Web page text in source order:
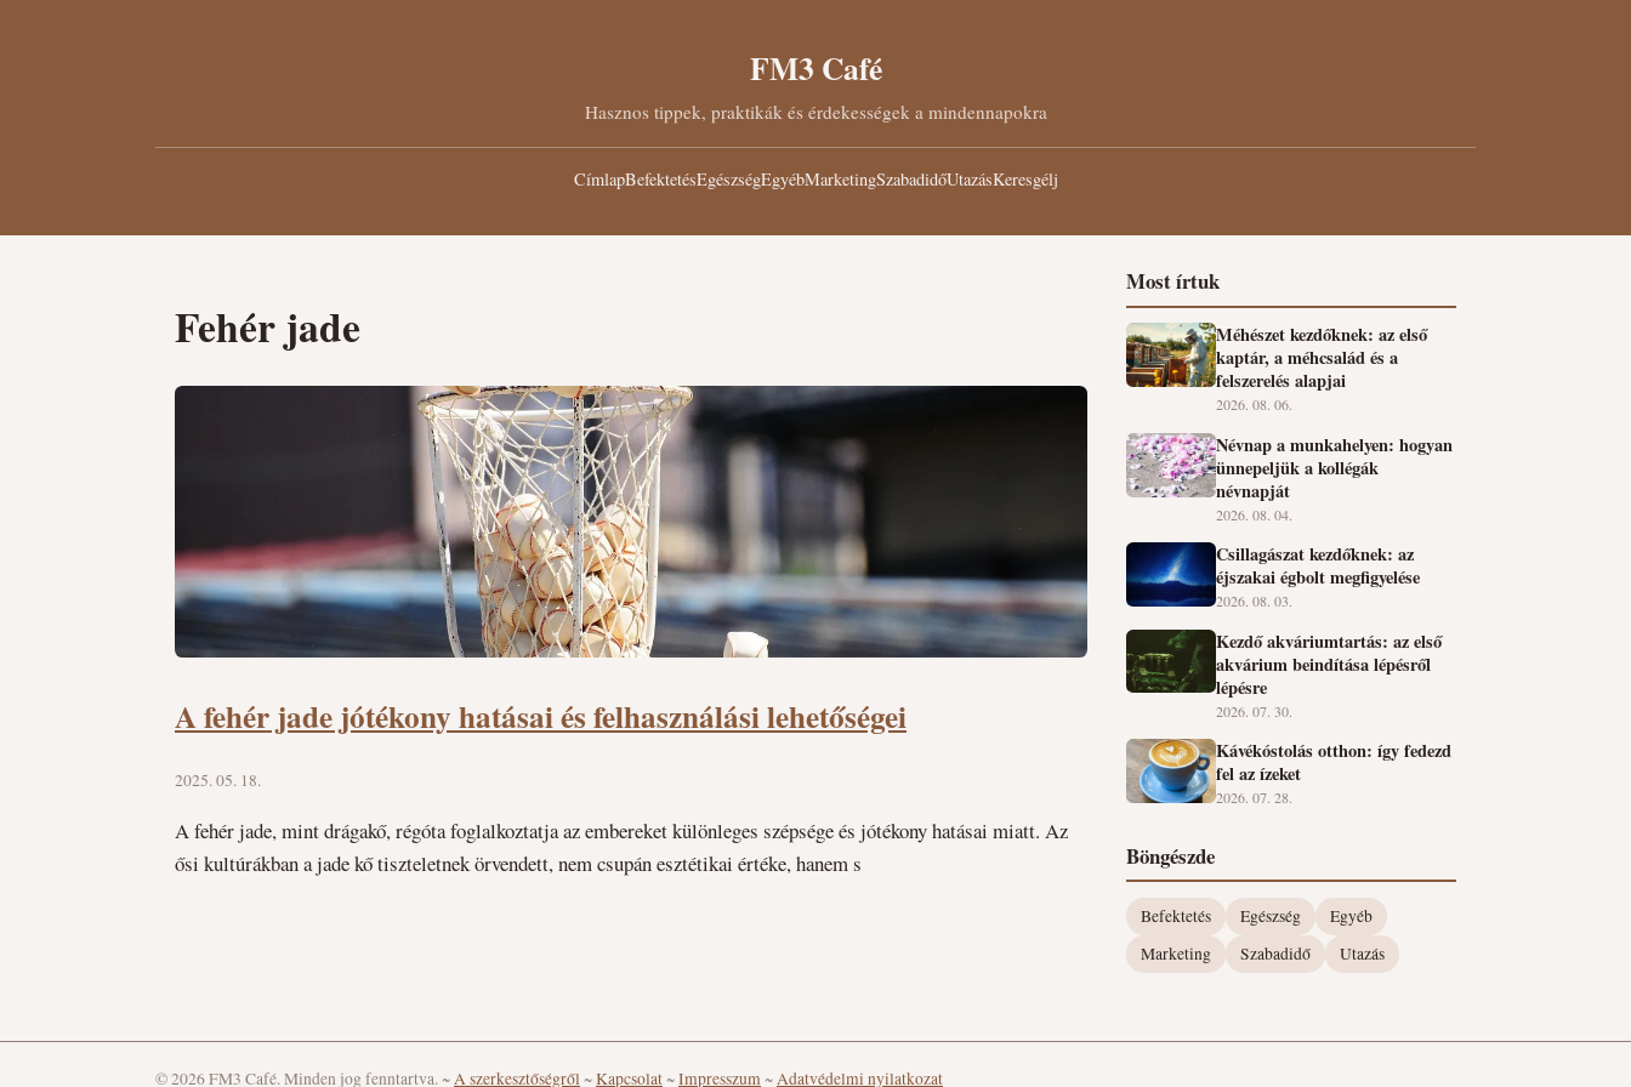
FM3 Café
Hasznos tippek, praktikák és érdekességek a mindennapokra
CímlapBefektetésEgészségEgyébMarketingSzabadidőUtazásKeresgélj
Fehér jade
A fehér jade jótékony hatásai és felhasználási lehetőségei
2025. 05. 18.
A fehér jade, mint drágakő, régóta foglalkoztatja az embereket különleges szépsége és jótékony hatásai miatt. Az
ősi kultúrákban a jade kő tiszteletnek örvendett, nem csupán esztétikai értéke, hanem s
Most írtuk
Méhészet kezdőknek: az első
kaptár, a méhcsalád és a
felszerelés alapjai
2026. 08. 06.
Névnap a munkahelyen: hogyan
ünnepeljük a kollégák
névnapját
2026. 08. 04.
Csillagászat kezdőknek: az
éjszakai égbolt megfigyelése
2026. 08. 03.
Kezdő akváriumtartás: az első
akvárium beindítása lépésről
lépésre
2026. 07. 30.
Kávékóstolás otthon: így fedezd
fel az ízeket
2026. 07. 28.
Böngészde
Befektetés Egészség
Egyéb
Marketing
Szabadidő Utazás
© 2026 FM3 Café. Minden jog fenntartva. ~A szerkesztőségről ~Kapcsolat ~Impresszum ~Adatvédelmi nyilatkozat